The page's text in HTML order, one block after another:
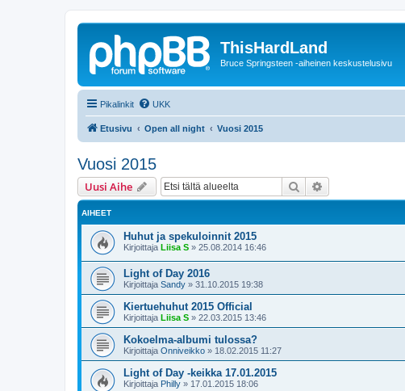
ThisHardLand
Bruce Springsteen -aiheinen keskustelusivu
Pikalinkit UKK
Etusivu Open all night Vuosi 2015
Vuosi 2015
Uusi Aihe Etsi
AIHEET
Huhut ja spekuloinnit 2015
Kirjoittaja Liisa S » 25.08.2014 16:46
Light of Day 2016
Kirjoittaja Sandy » 31.10.2015 19:38
Kiertuehuhut 2015 Official
Kirjoittaja Liisa S » 22.03.2015 13:46
Kokoelma-albumi tulossa?
Kirjoittaja Onniveikko » 18.02.2015 11:27
Light of Day -keikka 17.01.2015
Kirjoittaja Philly » 17.01.2015 18:06